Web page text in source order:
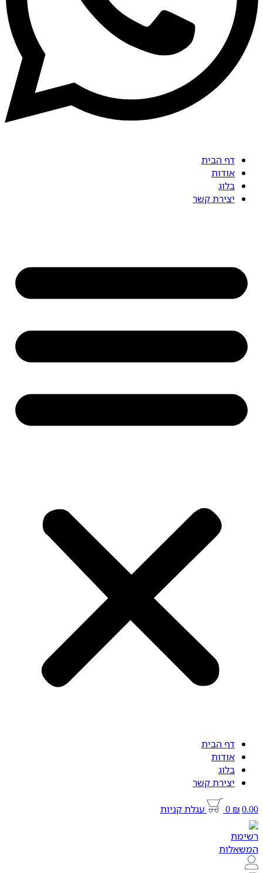
דף הבית
אודות
בלוג
יצירת קשר
דף הבית
אודות
בלוג
יצירת קשר
₪0.00
0 עגלת קניות